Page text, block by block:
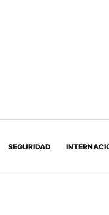
SEGURIDAD